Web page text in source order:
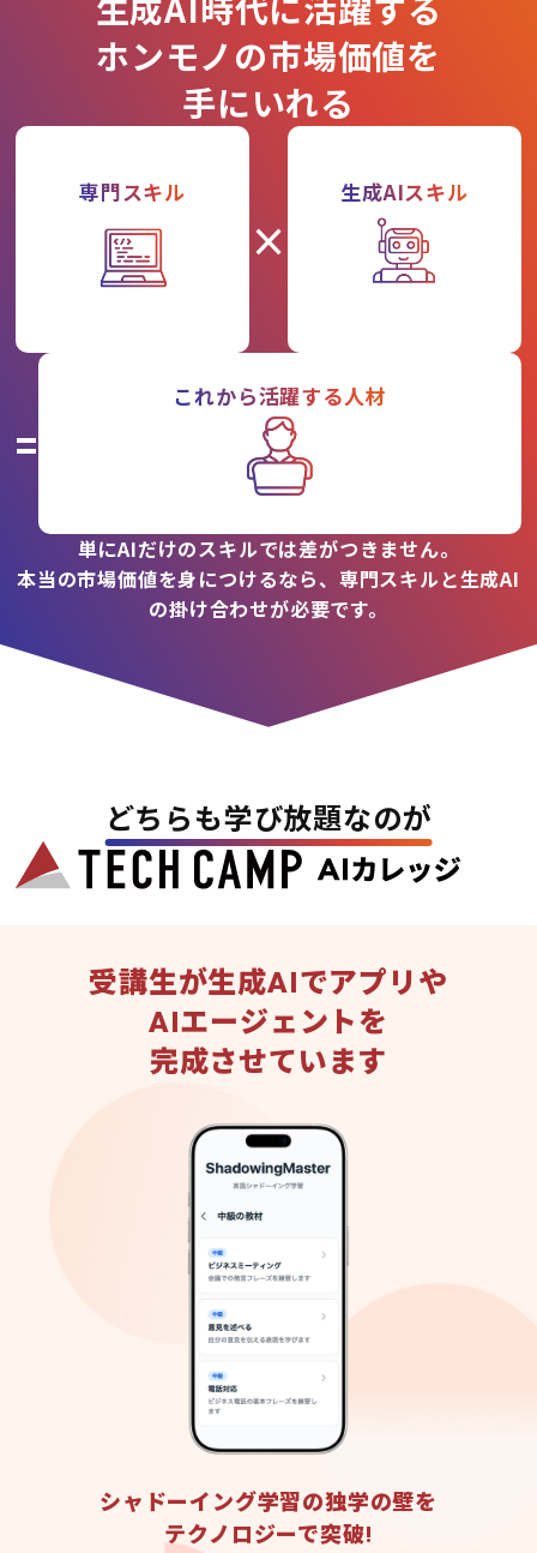
ホンモノの市場価値を
手にいれる
専門スキル
×
生成AIスキル
=
これから活躍する人材
単にAIだけのスキルでは差がつきません。
本当の市場価値を身につけるなら、専門スキルと生成AI
の掛け合わせが必要です。
どちらも学び放題なのが
受講生が生成AIでアプリや
AIエージェントを
完成させています
シャドーイング学習の独学の壁を
テクノロジーで突破!